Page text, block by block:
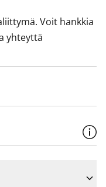
Voit hankkia
yhteyttä